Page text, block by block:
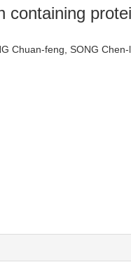
containing
Chuan-feng, SONG